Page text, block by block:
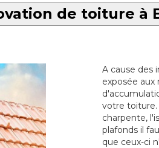
de toiture à
A cause des
exposée
votre toiture.
charpente,
plafonds il
que ceux-ci